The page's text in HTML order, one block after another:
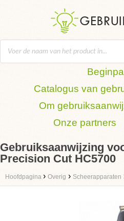
Catalogus van
Om
Onze partners
Gebruiksaanwijzing
Precision Cut HC5700
Hoofdpagina › Overig › Scheerapparaten